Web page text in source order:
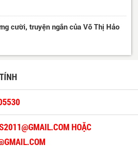
cười, truyện ngắn của Võ Thị Hảo
HOẶC